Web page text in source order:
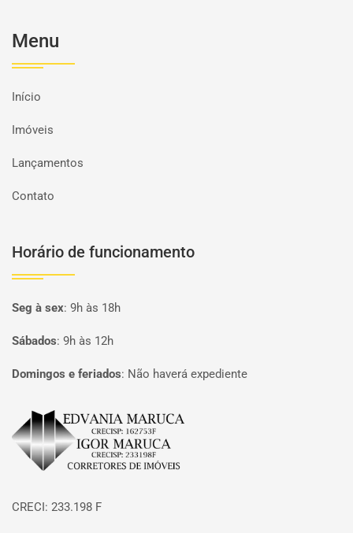
Menu
Início
Imóveis
Lançamentos
Contato
Horário de funcionamento
Seg à sex: 9h às 18h
Sábados: 9h às 12h
Domingos e feriados: Não haverá expediente
Página inicial
CRECI: 233.198 F